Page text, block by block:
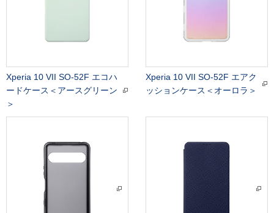
Xperia 10 VII SO-52F エコハ
ードケース＜アースグリーン
＞
Xperia 10 VII SO-52F エアク
ッションケース＜オーロラ＞